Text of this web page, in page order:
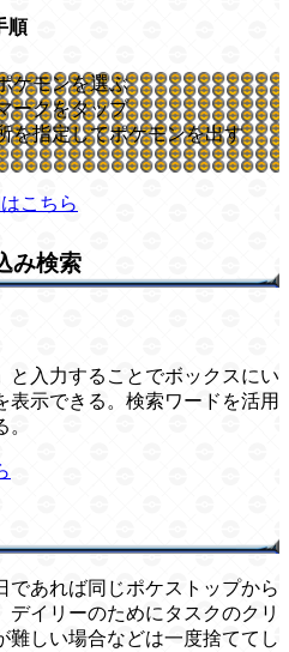
順
ケモンを選ぶ
ークをタップ
を指定してポケモンを出す
こちら
み検索
と入力することでボックスにい
表示できる。検索ワードを活用
であれば同じポケストップから
イリーのためにタスクのクリ
難しい場合などは一度捨ててし